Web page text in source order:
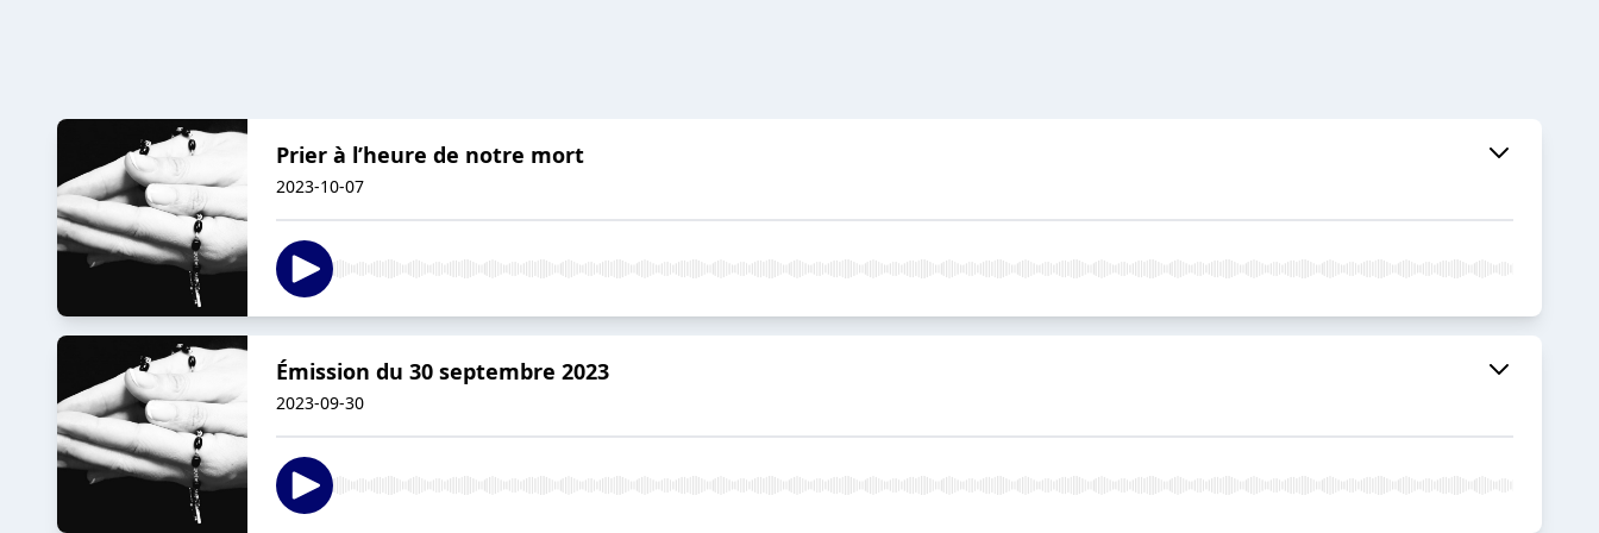
Prier à l’heure de notre mort
2023-10-07
Émission du 30 septembre 2023
2023-09-30